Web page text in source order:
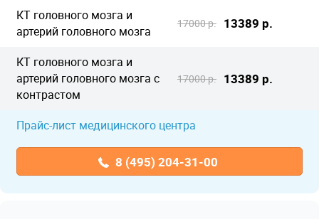
КТ головного мозга и
артерий головного мозга
17000 р. 13389 р.
КТ головного мозга и
артерий головного мозга с
контрастом
17000 р. 13389 р.
Прайс-лист медицинского центра
8 (495) 204-31-00